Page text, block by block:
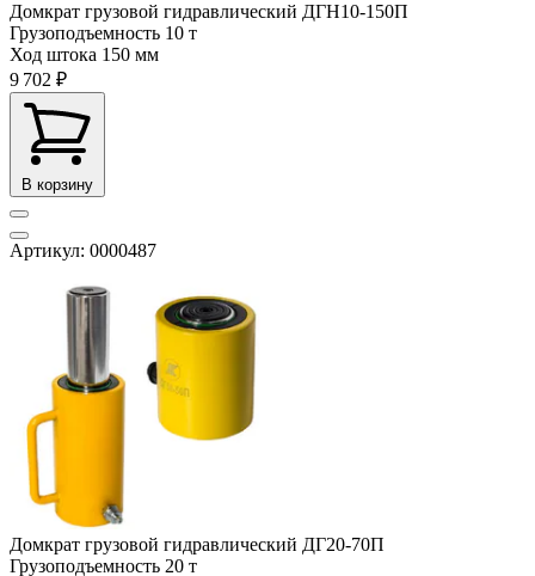
Домкрат грузовой гидравлический ДГН10-150П
Грузоподъемность 10 т
Ход штока 150 мм
9 702 ₽
В корзину
Артикул: 0000487
Домкрат грузовой гидравлический ДГ20-70П
Грузоподъемность 20 т